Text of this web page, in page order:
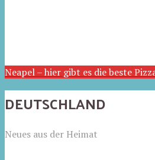
Neapel – hier gibt es die beste
DEUTSCHLAND
Neues aus der Heimat